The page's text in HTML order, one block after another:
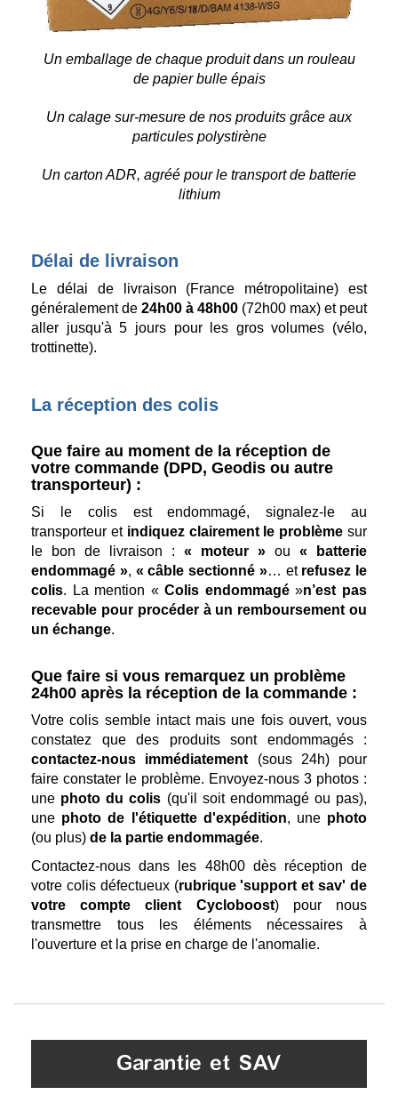
Un emballage de chaque produit dans un rouleau
de papier bulle épais
Un calage sur-mesure de nos produits grâce aux
particules polystirène
Un carton ADR, agréé pour le transport de batterie
lithium
Délai de livraison
Le délai de livraison (France métropolitaine) est
généralement de 24h00 à 48h00 (72h00 max) et peut
aller jusqu'à 5 jours pour les gros volumes (vélo,
trottinette).
La réception des colis
Que faire au moment de la réception de
votre commande (DPD, Geodis ou autre
transporteur) :
Si le colis est endommagé, signalez-le au
transporteur et indiquez clairement le problème sur
le bon de livraison : « moteur » ou « batterie
endommagé », « câble sectionné »… et refusez le
colis. La mention «Colis endommagé»n’est pas
recevable pour procéder à un remboursement ou
un échange.
Que faire si vous remarquez un problème
24h00 après la réception de la commande :
Votre colis semble intact mais une fois ouvert, vous
constatez que des produits sont endommagés :
contactez-nous immédiatement (sous 24h) pour
faire constater le problème. Envoyez-nous 3 photos :
une photo du colis (qu'il soit endommagé ou pas),
une photo de l'étiquette d'expédition, une photo
(ou plus) de la partie endommagée.
Contactez-nous dans les 48h00 dès réception de
votre colis défectueux (rubrique 'support et sav' de
votre compte client Cycloboost) pour nous
transmettre tous les éléments nécessaires à
l'ouverture et la prise en charge de l'anomalie.
Garantie et SAV